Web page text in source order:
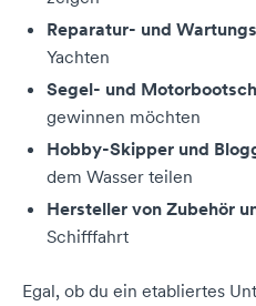
Reparatur- und
Yachten
Segel- und
gewinnen möchten
Hobby-Skipper und
dem Wasser teilen
Hersteller von Zubehör
Schifffahrt
Egal, ob du ein etabliertes